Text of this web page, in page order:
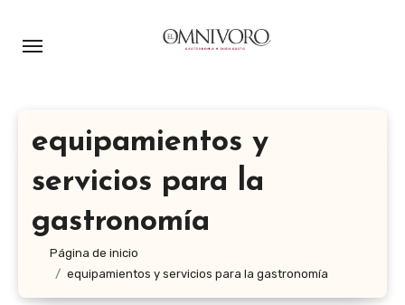
equipamientos y
servicios para la
gastronomía
Página de inicio
equipamientos y servicios para la gastronomía